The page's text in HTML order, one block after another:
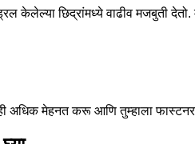
केलेल्या छिद्रांमध्ये वाढीव मजबुती
अधिक मेहनत करू आणि तुम्हाला